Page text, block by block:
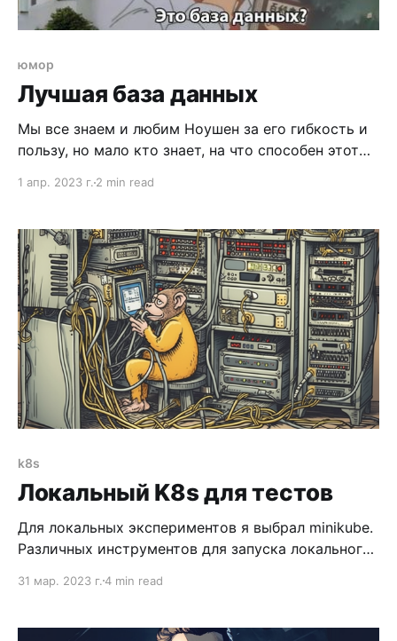
юмор
Лучшая база данных
Мы все знаем и любим Ноушен за его гибкость и
пользу, но мало кто знает, на что способен этот
Сейчас узнаете. Для начала что такое Ноушен на
интерфейсом. У системы есть 2 основные
сущности: 1) страница и 2)
1 апр. 2023 г. 2 min read
k8s
Локальный K8s для тестов
Для локальных экспериментов я выбрал minikube.
Различных инструментов для запуска локального
вроде вот этой, миникуб оказался самым
кластера на виртуальных машинах. Возможно это
31 мар. 2023 г. 4 min read